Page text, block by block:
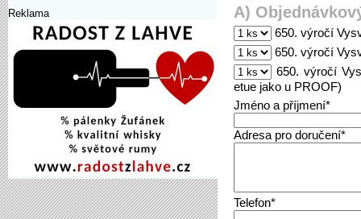
Reklama
A)
650. výročí
650. výročí
650. výročí
etue jako u PROOF)
Jméno a příjmení*
Adresa pro doručení*
Telefon*